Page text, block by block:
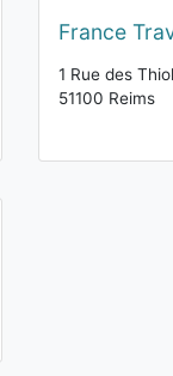
France
1 Rue des
51100 Reims